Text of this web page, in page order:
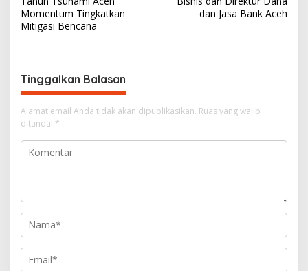
v
i
a
s
i
p
o
Momentum Tingkatkan
Mitigasi Bencana
dan Jasa Bank Aceh
Tinggalkan Balasan
Alamat email Anda tidak akan dipublikasikan. Ruas yang wajib
ditandai *